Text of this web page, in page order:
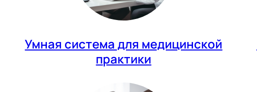
Умная система для медицинской
практики